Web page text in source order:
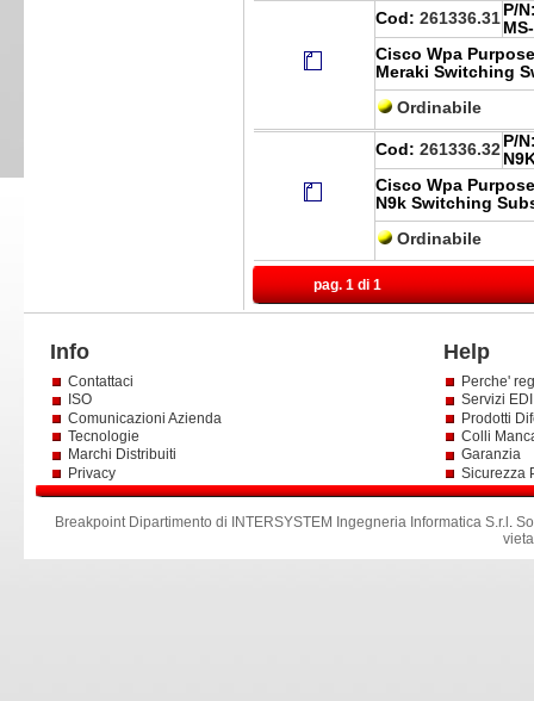
Cod: 261336.31 P/
Cisco Wpa
Meraki Switching
Ordinabile
Cod: 261336.32 P/
Cisco Wpa
N9k Switching
Ordinabile
pag. 1 di 1
Info Help
Contattaci
ISO
Comunicazioni Azienda
Tecnologie
Marchi Distribuiti
Privacy
Perche'
Servizi
Prodotti
Colli
Garanzia
Sicurezza
Breakpoint Dipartimento di INTERSYSTEM Ingegneria Informatica S.r.l .